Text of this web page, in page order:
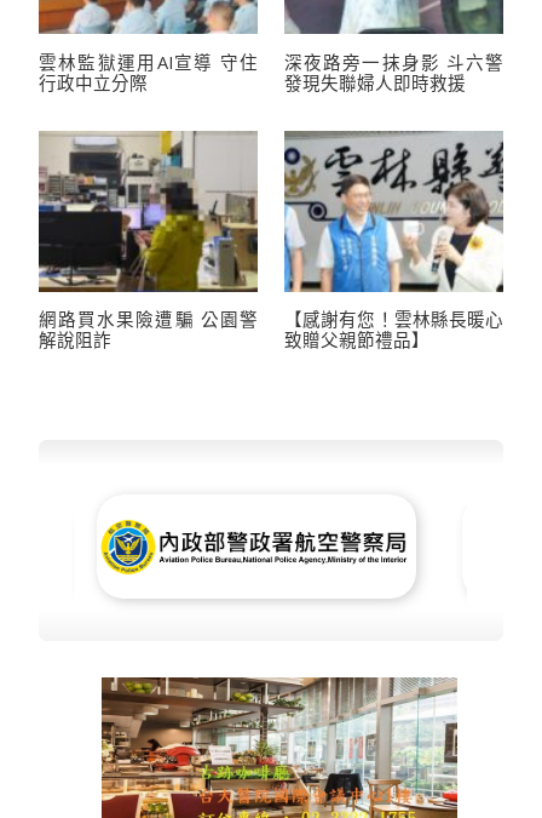
雲林監獄運用AI宣導 守住
行政中立分際
深夜路旁一抹身影 斗六警
發現失聯婦人即時救援
網路買水果險遭騙 公園警
解說阻詐
【感謝有您！雲林縣長暖心
致贈父親節禮品】